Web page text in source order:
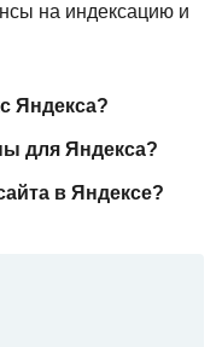
на индексацию и
Яндекса?
для Яндекса?
в Яндексе?